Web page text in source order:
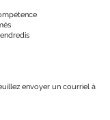
envoyer un courriel à